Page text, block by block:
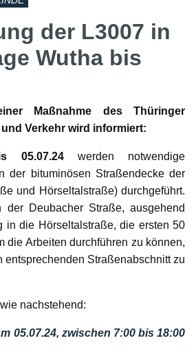
der L3007 in
Wutha bis
Maßnahme des Thüringer
Verkehr wird informiert:
05.07.24werden notwendige
der bituminösen Straßendecke der
und Hörseltalstraße) durchgeführt.
der Deubacher Straße, ausgehend
in die Hörseltalstraße, die ersten 50
die Arbeiten durchführen zu können,
entsprechenden Straßenabschnitt zu
nachstehend:
05.07.24, zwischen 7:00 bis 18:00